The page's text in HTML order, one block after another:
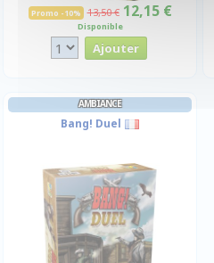
Promo -10% 13,50 € 12,15 €
Disponible
AMBIANCE
Bang! Duel